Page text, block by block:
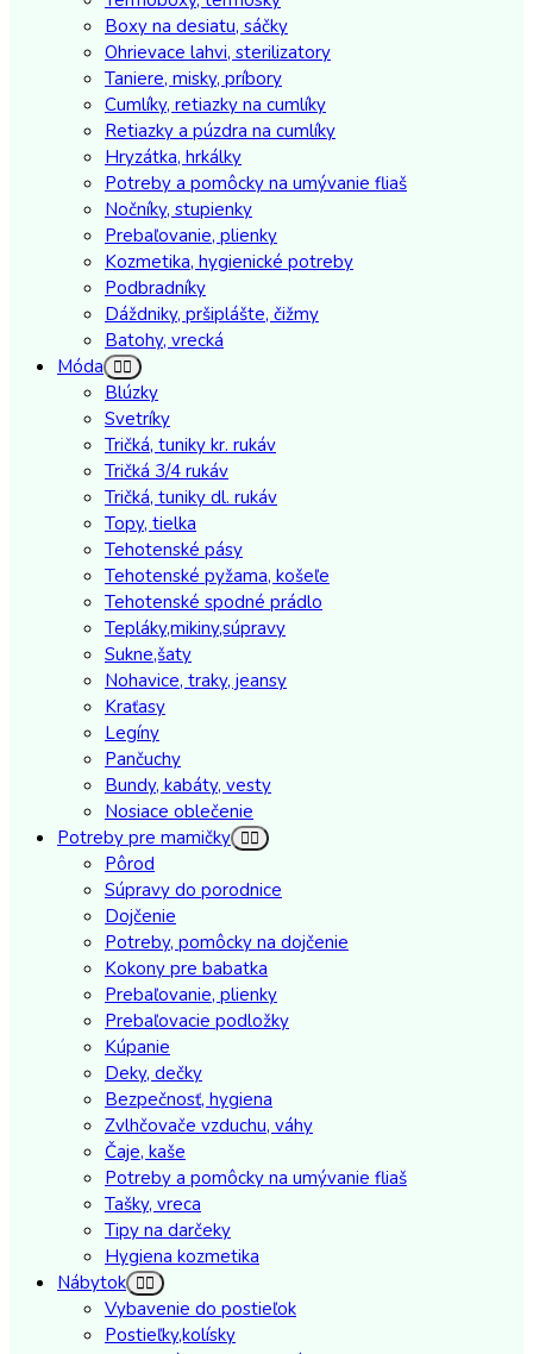
Boxy na desiatu, sáčky
Ohrievace lahvi, sterilizatory
Taniere, misky, príbory
Cumlíky, retiazky na cumlíky
Retiazky a púzdra na cumlíky
Hryzátka, hrkálky
Potreby a pomôcky na umývanie fliaš
Nočníky, stupienky
Prebaľovanie, plienky
Kozmetika, hygienické potreby
Podbradníky
Dáždniky, pršiplášte, čižmy
Batohy, vrecká
Móda
Blúzky
Svetríky
Tričká, tuniky kr. rukáv
Tričká 3/4 rukáv
Tričká, tuniky dl. rukáv
Topy, tielka
Tehotenské pásy
Tehotenské pyžama, košeľe
Tehotenské spodné prádlo
Tepláky,mikiny,súpravy
Sukne,šaty
Nohavice, traky, jeansy
Kraťasy
Legíny
Pančuchy
Bundy, kabáty, vesty
Nosiace oblečenie
Potreby pre mamičky
Pôrod
Súpravy do porodnice
Dojčenie
Potreby, pomôcky na dojčenie
Kokony pre babatka
Prebaľovanie, plienky
Prebaľovacie podložky
Kúpanie
Deky, dečky
Bezpečnosť, hygiena
Zvlhčovače vzduchu, váhy
Čaje, kaše
Potreby a pomôcky na umývanie fliaš
Tašky, vreca
Tipy na darčeky
Hygiena kozmetika
Nábytok
Vybavenie do postieľok
Postieľky,kolísky